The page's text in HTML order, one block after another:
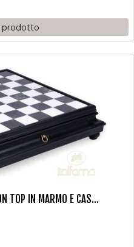
TOP IN MARMO E CAS...